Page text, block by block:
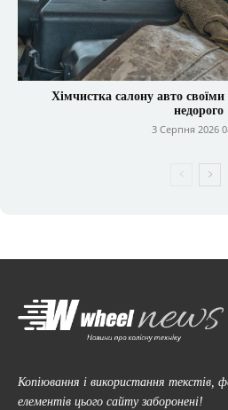
Хімчистка салону авто
недорого
3 Серпня 2026
Копіювання і використання текстів,
елементів цього сайту заборонені!